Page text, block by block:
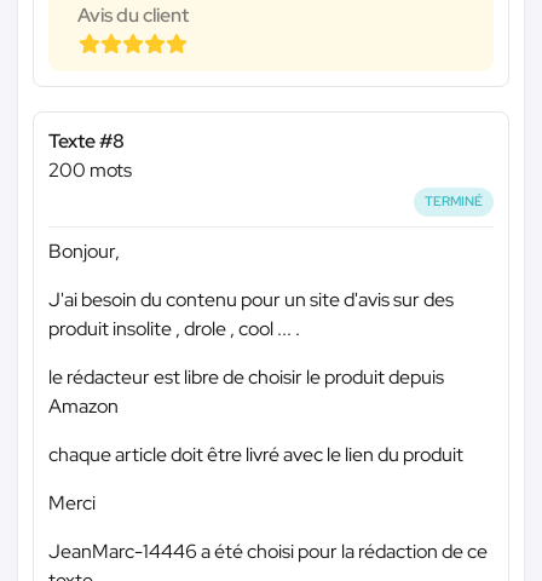
Avis du client
Texte #8
200 mots
TERMINÉ
Bonjour,
J'ai besoin du contenu pour un site d'avis sur des
produit insolite , drole , cool ... .
le rédacteur est libre de choisir le produit depuis
Amazon
chaque article doit être livré avec le lien du produit
Merci
JeanMarc-14446 a été choisi pour la rédaction de ce